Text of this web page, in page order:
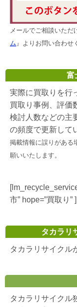
メールでご相談いただ
ム 』よりお問い合わせ
富
実際に買取りを行
買取り事例、評価
検討人数などの主
の頻度で更新して
掲載情報に誤りがある
願いいたします。
市” hope=”買取り” ]
タカラリ
タカラリサイクル
タカラリサイクル